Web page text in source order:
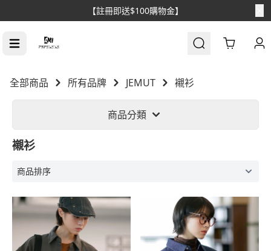
【註冊即送$100購物金】
Cart
全部商品 所有品牌 JEMUT 襯衫
商品分類
襯衫